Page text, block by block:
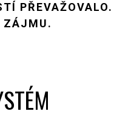
PŘEVAŽOVALO.
ZÁJMU.